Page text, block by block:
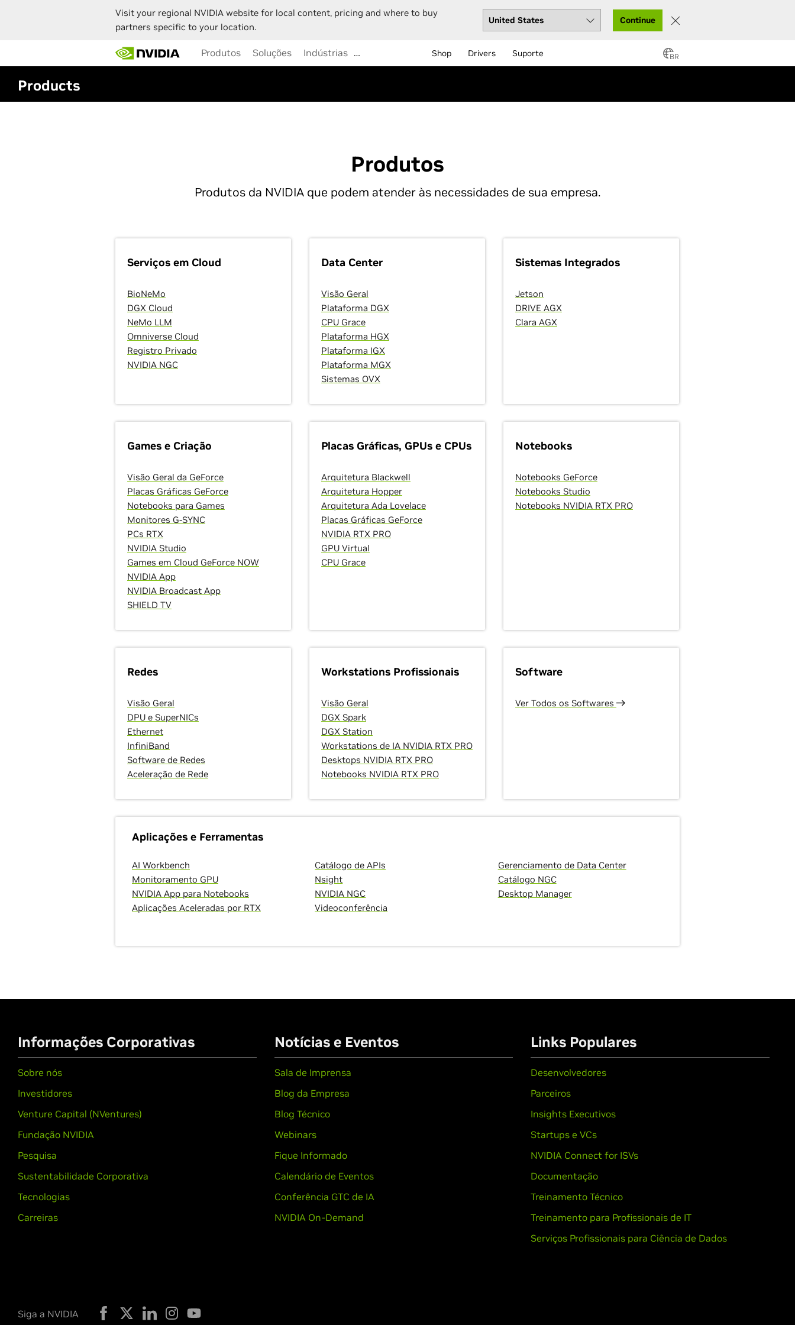
Visit your regional NVIDIA website for local content, pricing and where to buy
partners specific to your location.
Continue
main
content
Produtos Soluções Indústrias Shop Drivers Suporte BR
Products
Produtos
Produtos da NVIDIA que podem atender às necessidades de sua empresa.
Serviços em Cloud
BioNeMo
DGX Cloud
NeMo LLM
Omniverse Cloud
Registro Privado
NVIDIA NGC
Data Center
Visão Geral
Plataforma DGX
CPU Grace
Plataforma HGX
Plataforma IGX
Plataforma MGX
Sistemas OVX
Sistemas Integrados
Jetson
DRIVE AGX
Clara AGX
Games e Criação
Visão Geral da GeForce
Placas Gráficas GeForce
Notebooks para Games
Monitores G-SYNC
PCs RTX
NVIDIA Studio
Games em Cloud GeForce NOW
NVIDIA App
NVIDIA Broadcast App
SHIELD TV
Placas Gráficas, GPUs e CPUs
Arquitetura Blackwell
Arquitetura Hopper
Arquitetura Ada Lovelace
Placas Gráficas GeForce
NVIDIA RTX PRO
GPU Virtual
CPU Grace
Notebooks
Notebooks GeForce
Notebooks Studio
Notebooks NVIDIA RTX PRO
Redes
Visão Geral
DPU e SuperNICs
Ethernet
InfiniBand
Software de Redes
Aceleração de Rede
Workstations Profissionais
Visão Geral
DGX Spark
DGX Station
Workstations de IA NVIDIA RTX PRO
Desktops NVIDIA RTX PRO
Notebooks NVIDIA RTX PRO
Software
Ver Todos os Softwares
Aplicações e Ferramentas
AI Workbench
Monitoramento GPU
NVIDIA App para Notebooks
Aplicações Aceleradas por RTX
Catálogo de APIs
Nsight
NVIDIA NGC
Videoconferência
Gerenciamento de Data Center
Catálogo NGC
Desktop Manager
Informações Corporativas
Sobre nós
Investidores
Venture Capital (NVentures)
Fundação NVIDIA
Pesquisa
Sustentabilidade Corporativa
Tecnologias
Carreiras
Notícias e Eventos
Sala de Imprensa
Blog da Empresa
Blog Técnico
Webinars
Fique Informado
Calendário de Eventos
Conferência GTC de IA
NVIDIA On-Demand
Links Populares
Desenvolvedores
Parceiros
Insights Executivos
Startups e VCs
NVIDIA Connect for ISVs
Documentação
Treinamento Técnico
Treinamento para Profissionais de IT
Serviços Profissionais para Ciência de Dados
Siga a NVIDIA